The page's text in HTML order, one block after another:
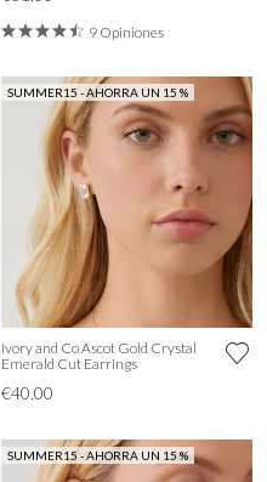
9 Opiniones
SUMMER15 - AHORRA UN 15 %
Ivory and Co Ascot Gold Crystal
Emerald Cut Earrings
€40.00
SUMMER15 - AHORRA UN 15 %